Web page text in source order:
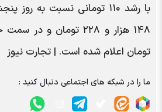
با رشد ۱۱۰ تومانی نسبت به
تومان اعلام شده است‌. | تجارت نیوز
ما را در شبکه های اجتماعی دنبال کنید :